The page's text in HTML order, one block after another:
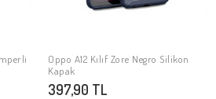
SEPETE EKLE
Oppo A12 Kılıf Zore Negro Silikon
Kapak
397,90 TL